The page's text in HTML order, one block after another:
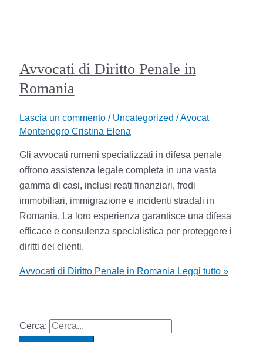
Avvocati di Diritto Penale in
Romania
Lascia un commento / Uncategorized /Avocat
Montenegro Cristina Elena
Gli avvocati rumeni specializzati in difesa penale
offrono assistenza legale completa in una vasta
gamma di casi, inclusi reati finanziari, frodi
immobiliari, immigrazione e incidenti stradali in
Romania. La loro esperienza garantisce una difesa
efficace e consulenza specialistica per proteggere i
diritti dei clienti.
Avvocati di Diritto Penale in Romania Leggi tutto »
Cerca: